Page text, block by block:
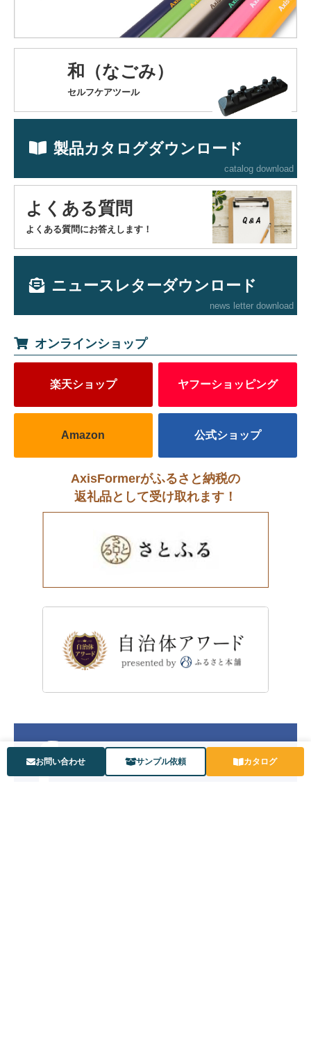
和（なごみ）
セルフケアツール
製品カタログダウンロード
catalog download
よくある質問
よくある質問にお答えします！
ニュースレターダウンロード
news letter download
オンラインショップ
楽天ショップ ヤフーショッピング
Amazon 公式ショップ
AxisFormerがふるさと納税の
返礼品として受け取れます！
お問い合わせ サンプル依頼 カタログ